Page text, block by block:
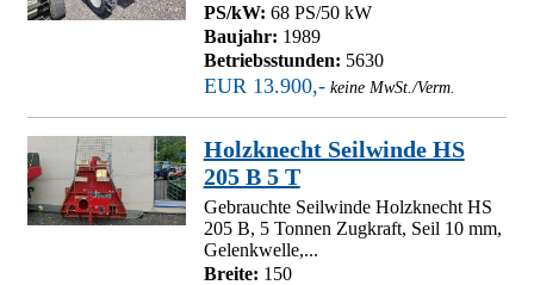
PS/kW: 68 PS/50 kW
Baujahr: 1989
Betriebsstunden: 5630
EUR 13.900,- keine MwSt./Verm.
Holzknecht Seilwinde HS
205 B 5 T
Gebrauchte Seilwinde Holzknecht HS
205 B, 5 Tonnen Zugkraft, Seil 10 mm,
Gelenkwelle,...
Breite: 150